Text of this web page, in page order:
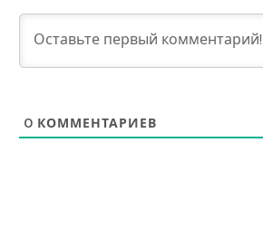
0 КОММЕНТАРИЕВ